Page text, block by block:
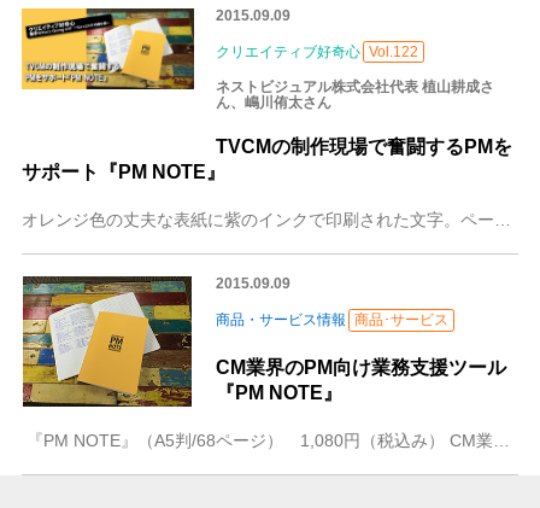
2015.09.09
クリエイティブ好奇心 Vol.122
ネストビジュアル株式会社代表 植山耕成さ
ん、嶋川侑太さん
TVCMの制作現場で奮闘するPMを
サポート『PM NOTE』
オレンジ色の丈夫な表紙に紫のインクで印刷された文字。ページをめくる感触が指に気持ちのいい紙。作った人のこだわりや思いを感じる洒落たデザインのこのノート、その名も
2015.09.09
商品・サービス情報 商品･サービス
CM業界のPM向け業務支援ツール
『PM NOTE』
『PM NOTE』（A5判/68ページ） 1,080円（税込み） CM業界のプロダクションマネージャ（PM）向けに、TVCMのワークフローに沿って自